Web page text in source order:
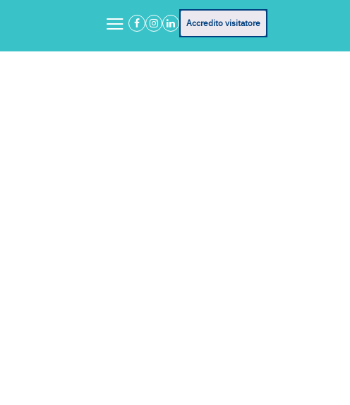
Accredito visitatore